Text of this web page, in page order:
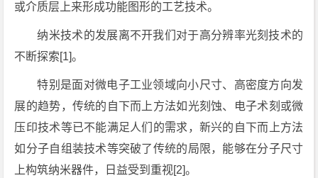
或介质层上来形成功能图形的工艺技术。
纳米技术的发展离不开我们对于高分辨率光刻技术的
不断探索[1]。
特别是面对微电子工业领域向小尺寸、高密度方向发
展的趋势，传统的自下而上方法如光刻蚀、电子术刻或微
压印技术等已不能满足人们的需求，新兴的自下而上方法
如分子自组装技术等突破了传统的局限，能够在分子尺寸
上构筑纳米器件，日益受到重视[2]。